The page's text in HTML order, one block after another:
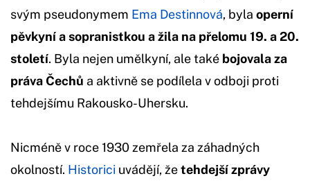
svým pseudonymem Ema Destinnová, byla operní
pěvkyní a sopranistkou a žila na přelomu 19. a 20.
století. Byla nejen umělkyní, ale také bojovala za
práva Čechů a aktivně se podílela v odboji proti
tehdejšímu Rakousko-Uhersku.
Nicméně v roce 1930 zemřela za záhadných
okolností. Historici uvádějí, žetehdejší zprávy